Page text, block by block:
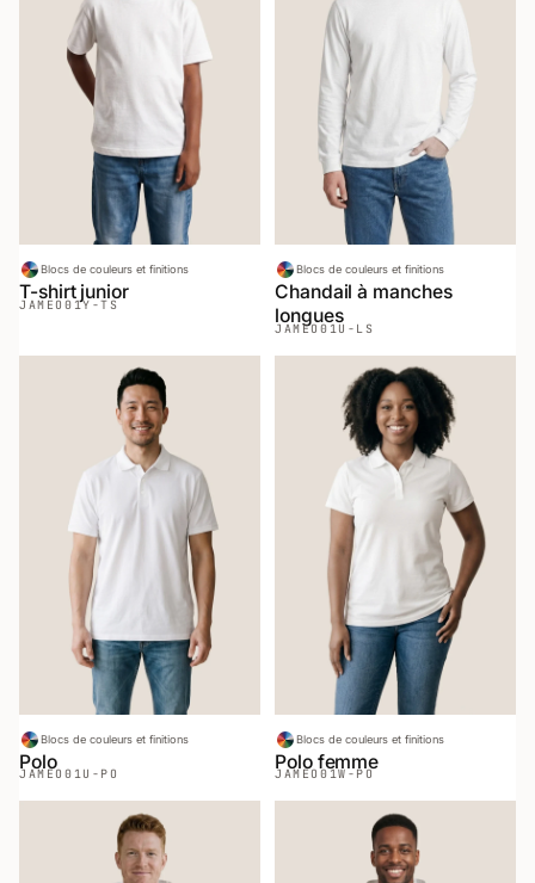
Blocs de couleurs et finitions
T-shirt junior
JAMEO 01Y-TS
Blocs de couleurs et finitions
Chandail à manches
longues
JAMEO 01U-LS
Blocs de couleurs et finitions
Polo
JAMEO 01U-PO
Blocs de couleurs et finitions
Polo femme
JAMEO 01W-PO